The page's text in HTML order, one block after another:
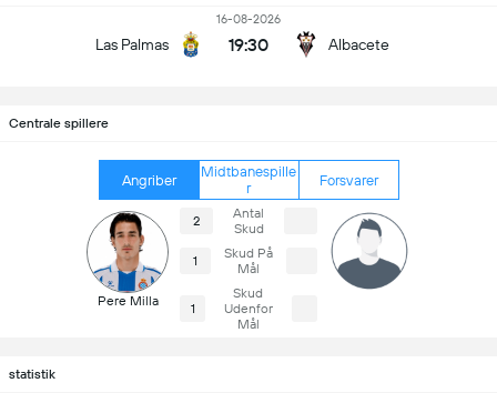
Las Palmas
16-08-2026
19:30 Albacete
Centrale spillere
Angriber
Midtbanespille
r
Forsvarer
Pere Milla
2
Antal
Skud
1
Skud På
Mål
1
Skud
Udenfor
Mål
statistik